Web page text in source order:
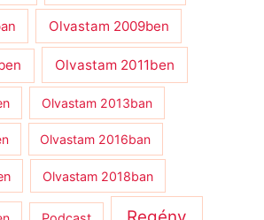
Olvastam 2009ben
Olvastam 2011ben
Olvastam 2013ban
Olvastam 2016ban
Olvastam 2018ban